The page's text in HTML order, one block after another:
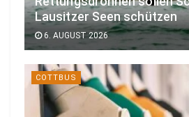
Lausitzer Seen schützen
6. AUGUST 2026
COTTBUS